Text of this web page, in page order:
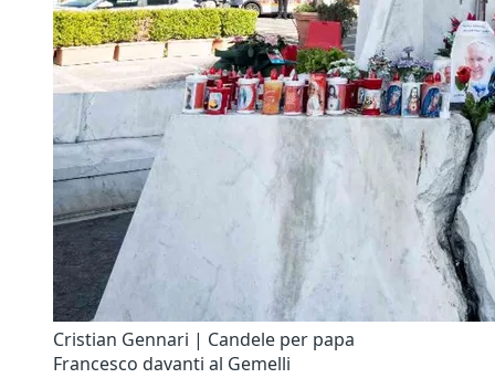
Cristian Gennari | Candele per papa
Francesco davanti al Gemelli